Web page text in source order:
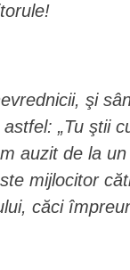
şi
„Tu ştii
auzit de la
mijlocitor
căci